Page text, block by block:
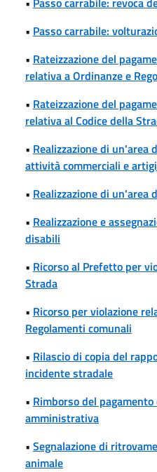
• Passo carrabile:
• Rateizzazione del
relativa a Ordinanze e
• Rateizzazione del
relativa al Codice della
• Realizzazione di un'area
attività commerciali e
• Realizzazione di un'area
• Realizzazione e
disabili
• Ricorso al Prefetto per
Strada
• Ricorso per violazione
Regolamenti comunali
• Rilascio di copia del
incidente stradale
• Rimborso del
amministrativa
• Segnalazione di
animale